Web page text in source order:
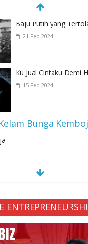
Baju Putih yang
21 Feb 2024
Ku Jual Cintaku Demi
15 Feb 2024
SEMUA KARENA
29 Jan 2024
Ketakutan Setengah
Jailangkung, 28 Anak